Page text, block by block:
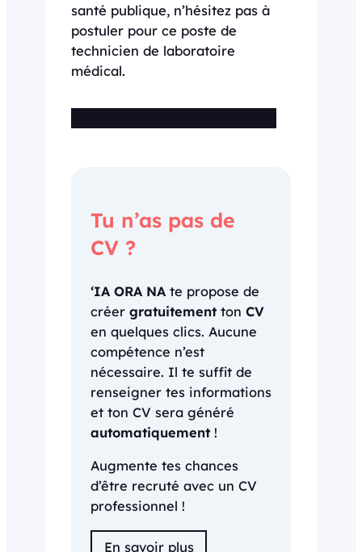
santé publique, n’hésitez pas à
postuler pour ce poste de
technicien de laboratoire
médical.
Tu n’as pas de
CV ?
‘IA ORA NA te propose de
créer gratuitementton CV
en quelques clics. Aucune
compétence n’est
nécessaire. Il te suffit de
renseigner tes informations
et ton CV sera généré
automatiquement!
Augmente tes chances
d’être recruté avec un CV
professionnel !
En savoir plus